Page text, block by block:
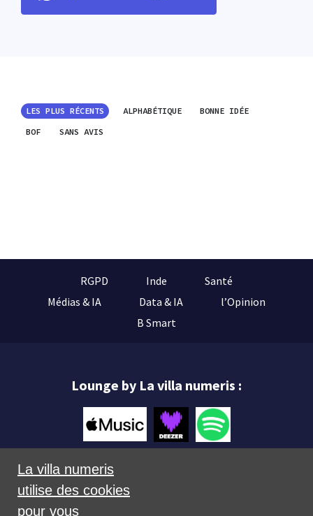
LES PLUS RÉCENTS ALPHABÉTIQUE
BONNE IDÉE
BOF
SANS AVIS
RGPD Inde
Santé
Médias & IA
Data & IA
l’Opinion
B Smart
Lounge by La villa numeris :
La villa numeris
utilise des cookies
pour vous